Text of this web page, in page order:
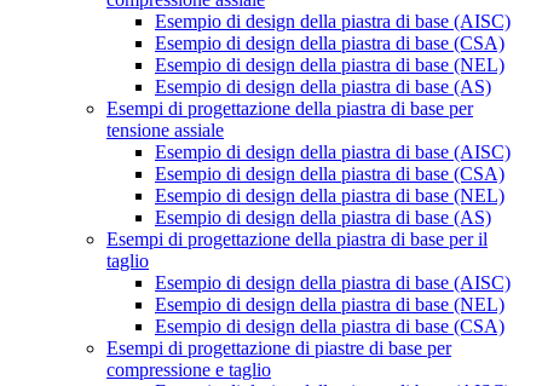
Esempio di design della piastra di base (AISC)
Esempio di design della piastra di base (CSA)
Esempio di design della piastra di base (NEL)
Esempio di design della piastra di base (AS)
Esempi di progettazione della piastra di base per
tensione assiale
Esempio di design della piastra di base (AISC)
Esempio di design della piastra di base (CSA)
Esempio di design della piastra di base (NEL)
Esempio di design della piastra di base (AS)
Esempi di progettazione della piastra di base per il
taglio
Esempio di design della piastra di base (AISC)
Esempio di design della piastra di base (NEL)
Esempio di design della piastra di base (CSA)
Esempi di progettazione di piastre di base per
compressione e taglio